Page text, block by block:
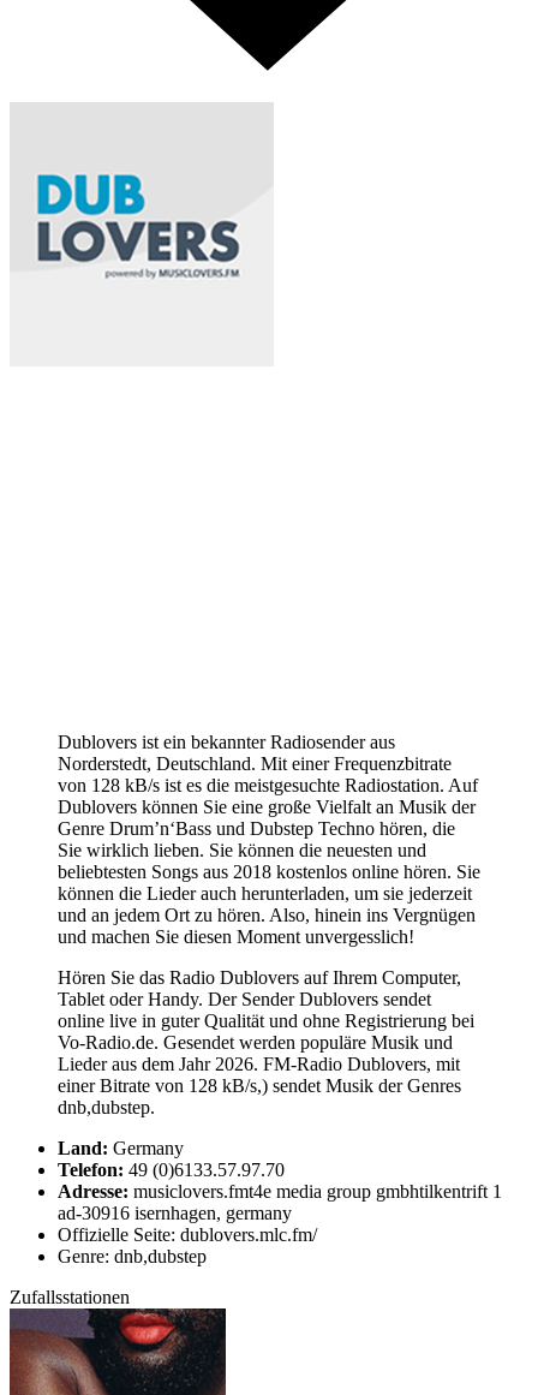
Dublovers ist ein bekannter Radiosender aus
Norderstedt, Deutschland. Mit einer Frequenzbitrate
von 128 kB/s ist es die meistgesuchte Radiostation. Auf
Dublovers können Sie eine große Vielfalt an Musik der
Genre Drum’n‘Bass und Dubstep Techno hören, die
Sie wirklich lieben. Sie können die neuesten und
beliebtesten Songs aus 2018 kostenlos online hören. Sie
können die Lieder auch herunterladen, um sie jederzeit
und an jedem Ort zu hören. Also, hinein ins Vergnügen
und machen Sie diesen Moment unvergesslich!
Hören Sie das Radio Dublovers auf Ihrem Computer,
Tablet oder Handy. Der Sender Dublovers sendet
online live in guter Qualität und ohne Registrierung bei
Vo-Radio.de. Gesendet werden populäre Musik und
Lieder aus dem Jahr 2026. FM-Radio Dublovers, mit
einer Bitrate von 128 kB/s,) sendet Musik der Genres
dnb,dubstep.
Land: Germany
Telefon: 49 (0)6133.57.97.70
Adresse: musiclovers.fmt4e media group gmbhtilkentrift 1
ad-30916 isernhagen, germany
Offizielle Seite: dublovers.mlc.fm/
Genre: dnb,dubstep
Zufallsstationen